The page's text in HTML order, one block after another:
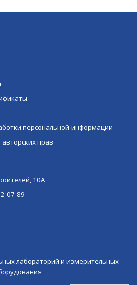
персональной информации
прав
10А
07-89
лабораторий и измерительных